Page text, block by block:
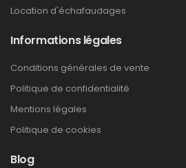
Location d'échafaudages
Informations légales
Conditions générales de vente
Politique de confidentialité
Mentions légales
Politique de cookies
Blog